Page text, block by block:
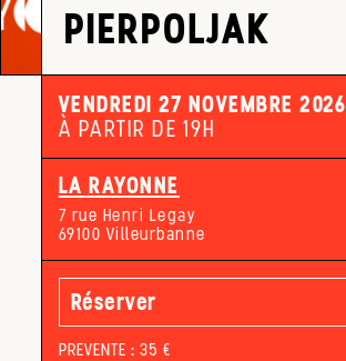
PIERPOLJAK
VENDREDI 27 NOVEMBRE 2026
À PARTIR DE 19H
LA RAYONNE
7 rue Henri Legay
69100 Villeurbanne
Réserver
PREVENTE : 35 €